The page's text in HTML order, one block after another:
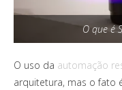
O que é
O uso da automação
arquitetura, mas o fato